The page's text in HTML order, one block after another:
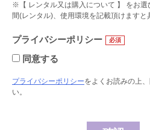
※【 レンタル又は購入について 】 をお
間(レンタル)、使用環境を記載頂けますと
プライバシーポリシー
同意する
プライバシーポリシーをよくお読みの上
い。